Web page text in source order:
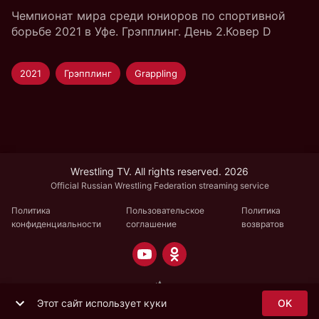
Чемпионат мира среди юниоров по спортивной
борьбе 2021 в Уфе. Грэпплинг. День 2.Ковер D
2021 Грэпплинг Grappling
Wrestling TV. All rights reserved. 2026
Official Russian Wrestling Federation streaming service
Политика
конфиденциальности
Пользовательское
соглашение
Политика
возвратов
Этот сайт использует куки OK